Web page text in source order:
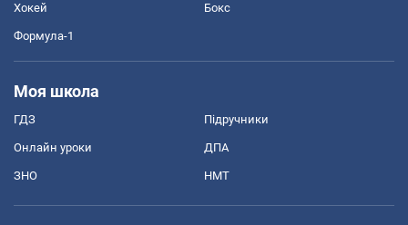
Хокей Бокс
Формула-1
Моя школа
ГДЗ Підручники
Онлайн уроки ДПА
ЗНО НМТ